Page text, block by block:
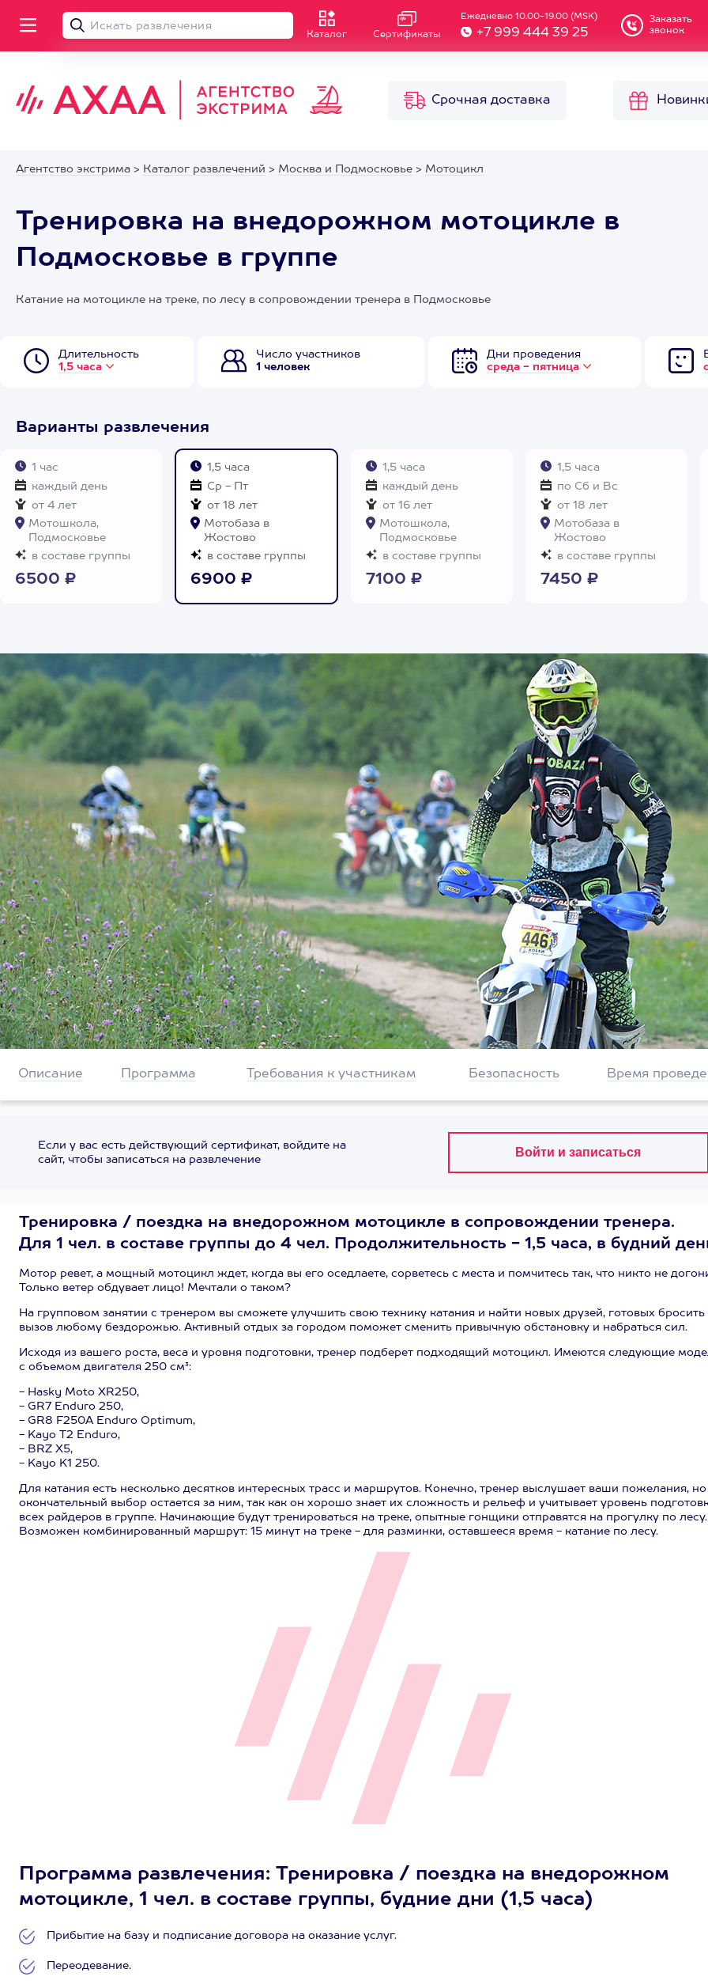
Каталог Сертификаты
Ежедневно 10.00-19.00 (MSK)
+7 999 444 39 25
Заказать
звонок
Срочная доставка
Агентство экстрима > Каталог развлечений > Москва и Подмосковье > Мотоцикл
Тренировка на внедорожном мотоцикле в
Подмосковье в группе
Катание на мотоцикле на треке, по лесу в сопровождении тренера в Подмосковье
Длительность
1,5 часа
Число участников
1 человек
Дни проведения
среда - пятница
Варианты развлечения
1 час
каждый день
от 4 лет
Мотошкола,
Подмосковье
в составе группы
6500 ₽
1,5 часа
Ср - Пт
от 18 лет
Мотобаза в
Жостово
в составе группы
6900 ₽
1,5 часа
каждый день
от 16 лет
Мотошкола,
Подмосковье
в составе группы
7100 ₽
1,5 часа
по Сб и Вс
от 18 лет
Мотобаза в
Жостово
в составе группы
7450 ₽
Описание Программа Требования к участникам Безопасность Время
Если у вас есть действующий сертификат, войдите на
сайт, чтобы записаться на развлечение
Тренировка / поездка на внедорожном мотоцикле в сопровождении тренера.
Для 1 чел. в составе группы до 4 чел. Продолжительность - 1,5 часа, в будний
Мотор ревет, а мощный мотоцикл ждет, когда вы его оседлаете, сорветесь с места и помчитесь так, что никто не
Только ветер обдувает лицо! Мечтали о таком?
На групповом занятии с тренером вы сможете улучшить свою технику катания и найти новых друзей, готовых бросить
вызов любому бездорожью. Активный отдых за городом поможет сменить привычную обстановку и набраться сил.
Исходя из вашего роста, веса и уровня подготовки, тренер подберет подходящий мотоцикл. Имеются следующие
с объемом двигателя 250 см³:
- Hasky Moto XR250,
- GR7 Enduro 250,
- GR8 F250A Enduro Optimum,
- Kayo T2 Enduro,
- BRZ X5,
- Kayo K1 250.
Для катания есть несколько десятков интересных трасс и маршрутов. Конечно, тренер выслушает ваши пожелания, но
окончательный выбор остается за ним, так как он хорошо знает их сложность и рельеф и учитывает уровень
всех райдеров в группе. Начинающие будут тренироваться на треке, опытные гонщики отправятся на прогулку по лесу.
Возможен комбинированный маршрут: 15 минут на треке - для разминки, оставшееся время - катание по лесу.
Программа развлечения: Тренировка / поездка на внедорожном
мотоцикле, 1 чел. в составе группы, будние дни (1,5 часа)
Прибытие на базу и подписание договора на оказание услуг.
Переодевание.